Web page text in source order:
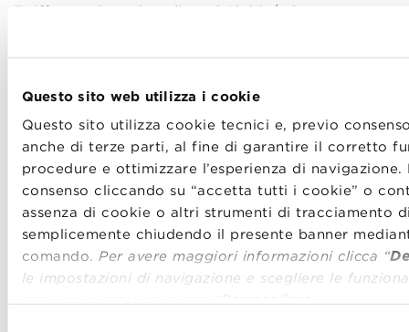
Questo sito web utilizza i cookie
Questo sito utilizza cookie tecnici e, previo
anche di terze parti, al fine di garantire il corretto
procedure e ottimizzare l’esperienza di
consenso cliccando su “accetta tutti i cookie” o
assenza di cookie o altri strumenti di tracciamento
semplicemente chiudendo il presente banner
comando. Per avere maggiori informazioni clicca “
le impostazioni di navigazione e scegliere le
cookie da installare clicca “Personalizza”.
Tariffa massima giornaliera: € 12,00 / giorno
Tel.051 520212
N° posti: 450
Orario: tutti i giorni 24 ore su 24
Tariffa ordinaria: € 5,00 / giorno (gratis presentando
il biglietto del bus)
È inoltre attivo un SERVIZIO NAVETTE
– Da porta castiglione a BBS dalle 19.30 alle 22.00
– Da BBS a porta castiglione dalle 24.00 alle 03.00
E’ consigliato il car sharing.